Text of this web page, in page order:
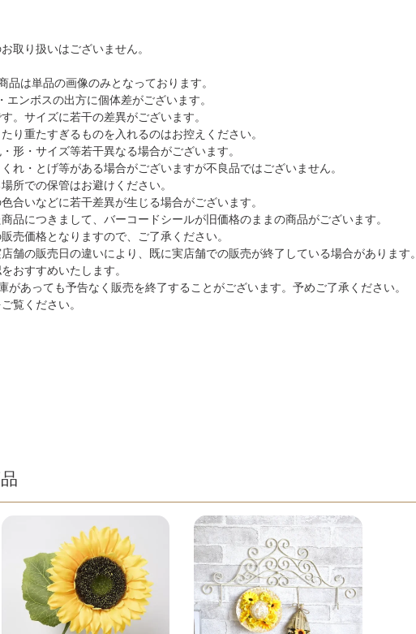
取り扱いはございません。
は単品の画像のみとなっております。
ンボスの出方に個体差がございます。
。サイズに若干の差異がございます。
り重たすぎるものを入れるのはお控えください。
形・サイズ等若干異なる場合がございます。
れ・とげ等がある場合がございますが不良品ではございません。
所での保管はお避けください。
合いなどに若干差異が生じる場合がございます。
品につきまして、バーコードシールが旧価格のままの商品がございます。
売価格となりますので、ご了承ください。
舗の販売日の違いにより、既に実店舗での販売が終了している場合があります。
おすすめいたします。
あっても予告なく販売を終了することがございます。予めご了承ください。
覧ください。